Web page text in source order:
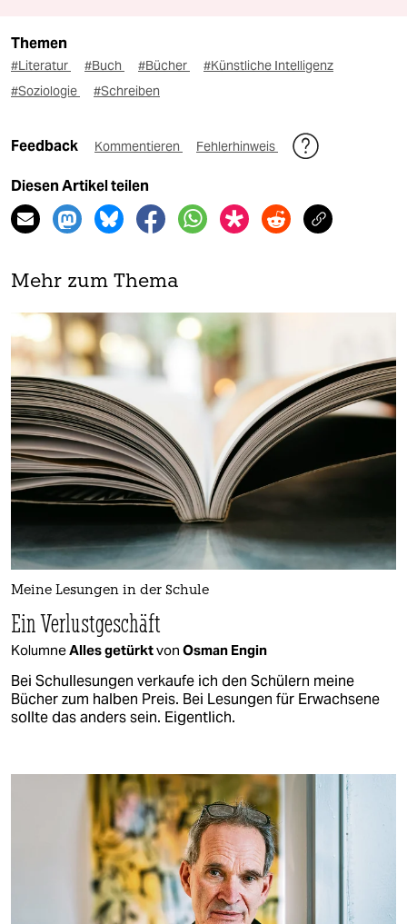
Themen
#Literatur #Buch #Bücher
#Künstliche Intelligenz
#Soziologie
#Schreiben
Feedback Kommentieren Fehlerhinweis
Diesen Artikel teilen
Mehr zum Thema
Meine Lesungen in der Schule
Ein Verlustgeschäft
KolumneAlles getürktvon Osman Engin
Bei Schullesungen verkaufe ich den Schülern meine
Bücher zum halben Preis. Bei Lesungen für Erwachsene
sollte das anders sein. Eigentlich.